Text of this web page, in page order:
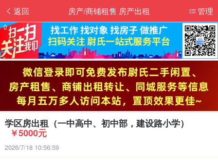
返回 管理
房产/商铺租售 房产出租
学区房出租（一中高中、初中部，建设路小学）
￥5000元
2026/7/18 10:56:59